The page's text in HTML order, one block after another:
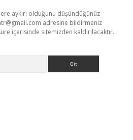
aykırı olduğunu düşündüğünüz
adresine bildirmeniz
içerisinde sitemizden kaldırılacaktır.